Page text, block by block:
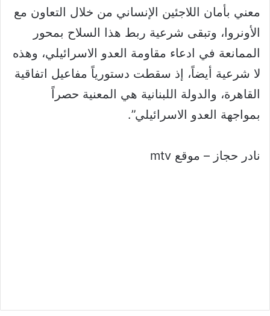
معني بأمان اللاجئين الإنساني من خلال التعاون مع
الأونروا، وتبقى شرعية ربط هذا السلاح بمحور
الممانعة في ادعاء مقاومة العدو الاسرائيلي، وهذه
لا شرعية أيضاً، إذ سقطت دستورياً مفاعيل اتفاقية
القاهرة، والدولة اللبنانية هي المعنية حصراً
بمواجهة العدو الاسرائيلي”.
نادر حجاز – موقع mtv